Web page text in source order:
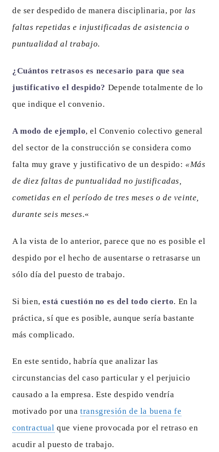
de ser despedido de manera disciplinaria, por las
faltas repetidas e injustificadas de asistencia o
puntualidad al trabajo.
¿Cuántos retrasos es necesario para que sea
justificativo el despido? Depende totalmente de lo
que indique el convenio.
A modo de ejemplo, el Convenio colectivo general
del sector de la construcción se considera como
falta muy grave y justificativo de un despido: «Más
de diez faltas de puntualidad no justificadas,
cometidas en el período de tres meses o de veinte,
durante seis meses.«
A la vista de lo anterior, parece que no es posible el
despido por el hecho de ausentarse o retrasarse un
sólo día del puesto de trabajo.
Si bien,está cuestión no es del todo cierto. En la
práctica, sí que es posible, aunque sería bastante
más complicado.
En este sentido, habría que analizar las
circunstancias del caso particular y el perjuicio
causado a la empresa. Este despido vendría
motivado por unatransgresión de la buena fe
contractual que viene provocada por el retraso en
acudir al puesto de trabajo.